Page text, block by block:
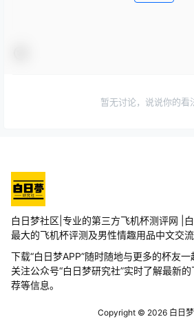
暂无讨论，说说你的看
白日梦社区|专业的第三方飞机杯测评网 |
最大的飞机杯评测及男性情趣用品中文交流
下载“白日梦APP”随时随地与更多的杯友一
关注公众号“白日梦研究社”实时了解最新
荐等信息。
Copyright © 2026 白日